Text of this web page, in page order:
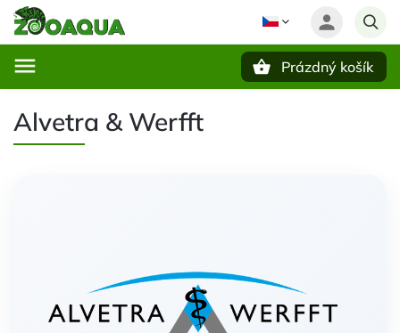
Prázdný košík
Alvetra & Werfft